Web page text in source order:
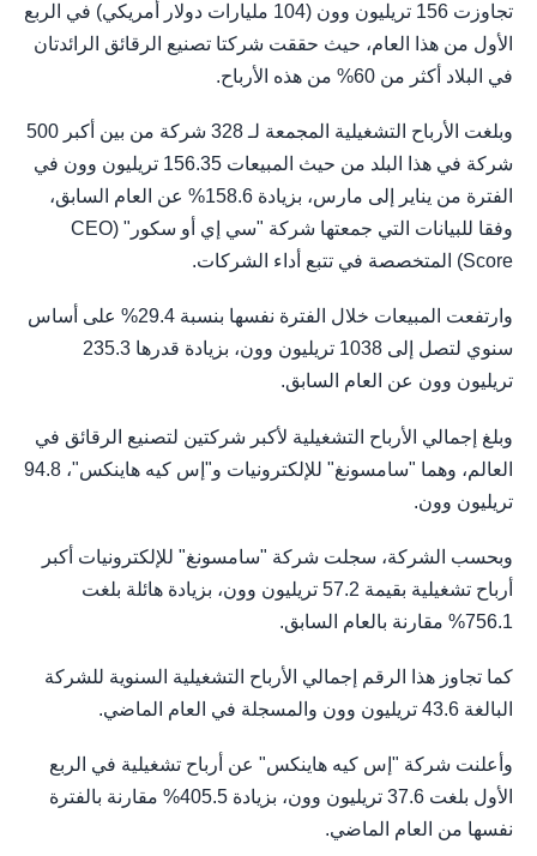
تجاوزت 156 تريليون وون (104 مليارات دولار أمريكي) في الربع
الأول من هذا العام، حيث حققت شركتا تصنيع الرقائق الرائدتان
في البلاد أكثر من 60% من هذه الأرباح.
وبلغت الأرباح التشغيلية المجمعة لـ 328 شركة من بين أكبر 500
شركة في هذا البلد من حيث المبيعات 156.35 تريليون وون في
الفترة من يناير إلى مارس، بزيادة 158.6% عن العام السابق،
وفقا للبيانات التي جمعتها شركة "سي إي أو سكور" (CEO
Score) المتخصصة في تتبع أداء الشركات.
وارتفعت المبيعات خلال الفترة نفسها بنسبة 29.4% على أساس
سنوي لتصل إلى 1038 تريليون وون، بزيادة قدرها 235.3
تريليون وون عن العام السابق.
وبلغ إجمالي الأرباح التشغيلية لأكبر شركتين لتصنيع الرقائق في
العالم، وهما "سامسونغ" للإلكترونيات و"إس كيه هاينكس"، 94.8
تريليون وون.
وبحسب الشركة، سجلت شركة "سامسونغ" للإلكترونيات أكبر
أرباح تشغيلية بقيمة 57.2 تريليون وون، بزيادة هائلة بلغت
756.1% مقارنة بالعام السابق.
كما تجاوز هذا الرقم إجمالي الأرباح التشغيلية السنوية للشركة
البالغة 43.6 تريليون وون والمسجلة في العام الماضي.
وأعلنت شركة "إس كيه هاينكس" عن أرباح تشغيلية في الربع
الأول بلغت 37.6 تريليون وون، بزيادة 405.5% مقارنة بالفترة
نفسها من العام الماضي.